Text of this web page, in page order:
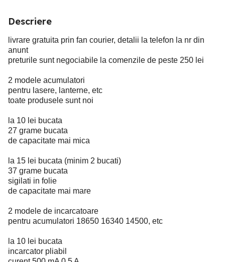
Descriere
livrare gratuita prin fan courier, detalii la telefon la nr din
anunt
preturile sunt negociabile la comenzile de peste 250 lei
2 modele acumulatori
pentru lasere, lanterne, etc
toate produsele sunt noi
la 10 lei bucata
27 grame bucata
de capacitate mai mica
la 15 lei bucata (minim 2 bucati)
37 grame bucata
sigilati in folie
de capacitate mai mare
2 modele de incarcatoare
pentru acumulatori 18650 16340 14500, etc
la 10 lei bucata
incarcator pliabil